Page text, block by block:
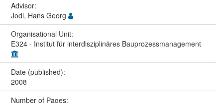
Advisor:
Jodl, Hans Georg
Organisational Unit:
E324 - Institut für interdisziplinäres Bauprozessmanagement
Date (published):
2008
Number of Pages: